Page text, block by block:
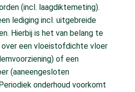
(incl. laagdiktemeting).
lediging incl. uitgebreide
Hierbij is het van belang te
een vloeistofdichte vloer
of een
(aaneengesloten
onderhoud voorkomt